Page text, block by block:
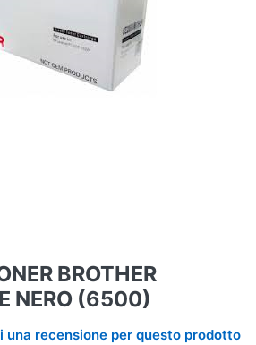
BROTHER
NERO (6500)
una recensione per questo prodotto